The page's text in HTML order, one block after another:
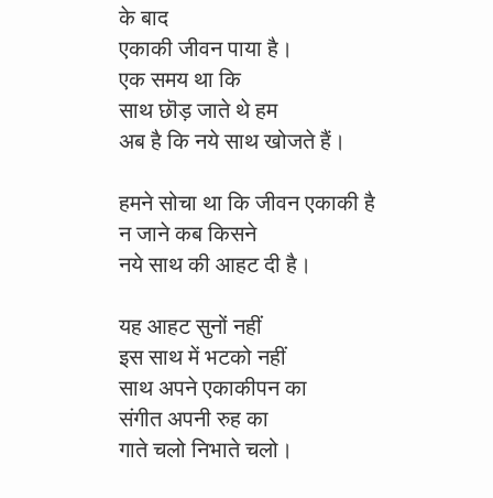
के बाद
एकाकी जीवन पाया है।
एक समय था कि
साथ छॊड़ जाते थे हम
अब है कि नये साथ खोजते हैं।
हमने सोचा था कि जीवन एकाकी है
न जाने कब किसने
नये साथ की आहट दी है।
यह आहट सुनों नहीं
इस साथ में भटको नहीं
साथ अपने एकाकीपन का
संगीत अपनी रुह का
गाते चलो निभाते चलो।